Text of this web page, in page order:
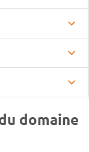
domaine